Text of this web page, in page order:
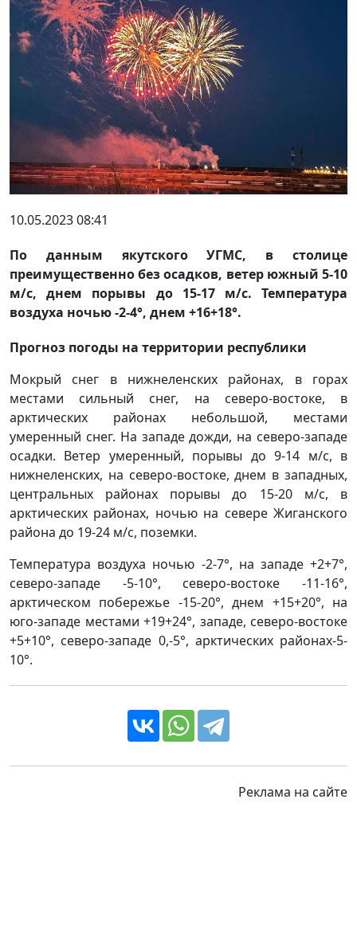
10.05.2023 08:41
По данным якутского УГМС, в столице
преимущественно без осадков, ветер южный 5-10
м/с, днем порывы до 15-17 м/с. Температура
воздуха ночью -2-4°, днем +16+18°.
Прогноз погоды на территории республики
Мокрый снег в нижнеленских районах, в горах
местами сильный снег, на северо-востоке, в
арктических районах небольшой, местами
умеренный снег. На западе дожди, на северо-западе
осадки. Ветер умеренный, порывы до 9-14 м/с, в
нижнеленских, на северо-востоке, днем в западных,
центральных районах порывы до 15-20 м/с, в
арктических районах, ночью на севере Жиганского
района до 19-24 м/с, поземки.
Температура воздуха ночью -2-7°, на западе +2+7°,
северо-западе -5-10°, северо-востоке -11-16°,
арктическом побережье -15-20°, днем +15+20°, на
юго-западе местами +19+24°, западе, северо-востоке
+5+10°, северо-западе 0,-5°, арктических районах-5-
10°.
Реклама на сайте